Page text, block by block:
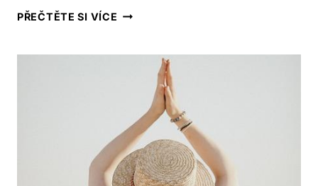
PŘEČTĚTE SI VÍCE PLNÝ
VITALITĚ
DLOUHOVĚKOSTI